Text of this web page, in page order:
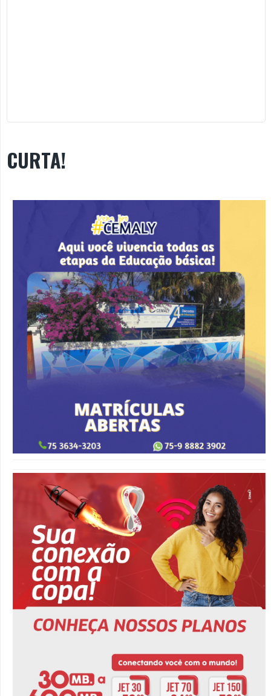
CURTA!